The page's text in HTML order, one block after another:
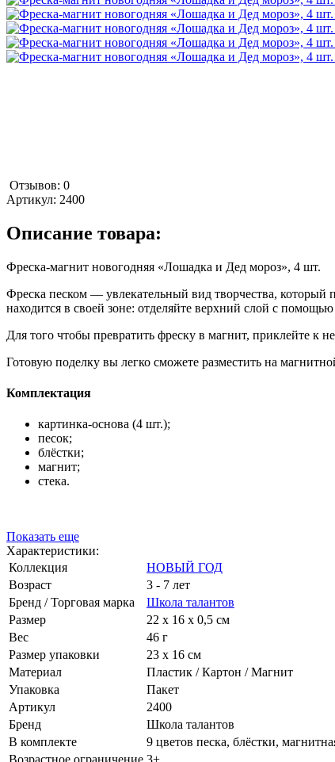
Отзывов: 0
Артикул: 2400
Описание товара:
Фреска-магнит новогодняя «Лошадка и Дед мороз», 4 шт.
Фреска песком — увлекательный вид творчества,
находится в своей зоне: отделяйте верхний слой с
Для того чтобы превратить фреску в магнит, приклейте к
Готовую поделку вы легко сможете разместить на
Комплектация
картинка-основа (4 шт.);
песок;
блёстки;
магнит;
стека.
Показать еще
Характеристики:
Коллекция
НОВЫЙ ГОД
Возраст
3 - 7 лет
Бренд / Торговая марка
Школа талантов
Размер
22 х 16 х 0,5 см
Вес
46 г
Размер упаковки
23 х 16 см
Материал
Пластик / Картон / Магнит
Упаковка
Пакет
Артикул
2400
Бренд
Школа талантов
В комплекте
9 цветов песка, блёстки,